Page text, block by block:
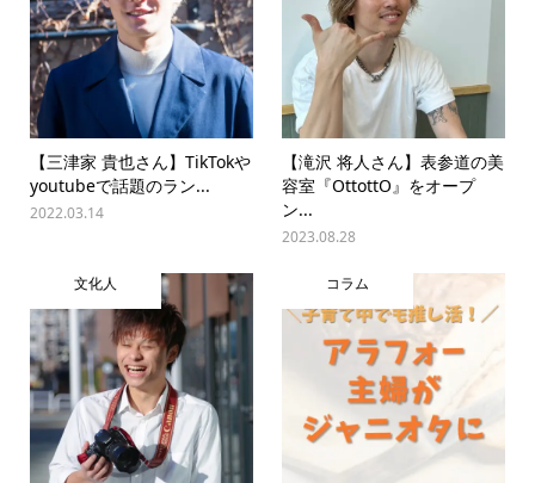
【三津家 貴也さん】TikTokや
youtubeで話題のラン...
2022.03.14
【滝沢 将人さん】表参道の美
容室『OttottO』をオープ
ン...
2023.08.28
文化人 コラム